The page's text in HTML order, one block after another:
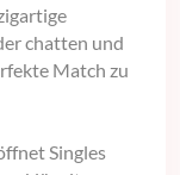
chatten und
Match zu
Singles